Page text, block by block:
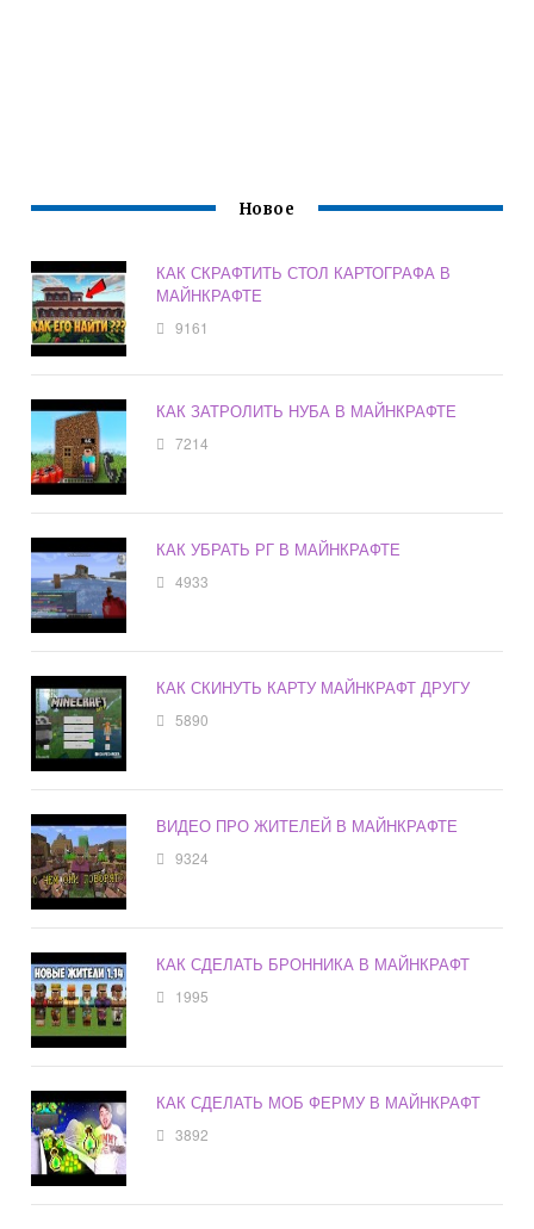
Новое
КАК СКРАФТИТЬ СТОЛ КАРТОГРАФА В
МАЙНКРАФТЕ
9161
КАК ЗАТРОЛИТЬ НУБА В МАЙНКРАФТЕ
7214
КАК УБРАТЬ РГ В МАЙНКРАФТЕ
4933
КАК СКИНУТЬ КАРТУ МАЙНКРАФТ ДРУГУ
5890
ВИДЕО ПРО ЖИТЕЛЕЙ В МАЙНКРАФТЕ
9324
КАК СДЕЛАТЬ БРОННИКА В МАЙНКРАФТ
1995
КАК СДЕЛАТЬ МОБ ФЕРМУ В МАЙНКРАФТ
3892